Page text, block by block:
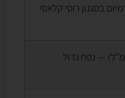
בסגנון רוסי קלאסי
1 ליטר (1,000 מ"ל) — נפח גדול